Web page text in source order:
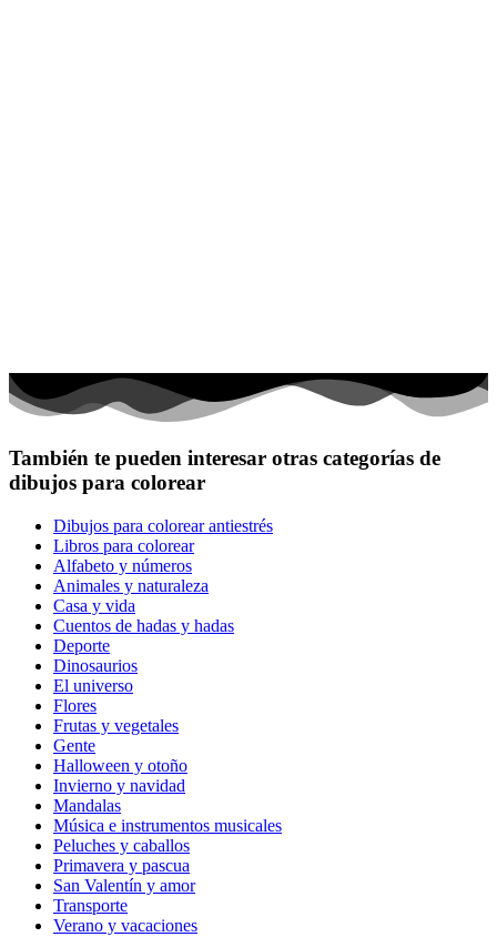
También te pueden interesar otras categorías de
dibujos para colorear
Dibujos para colorear antiestrés
Libros para colorear
Alfabeto y números
Animales y naturaleza
Casa y vida
Cuentos de hadas y hadas
Deporte
Dinosaurios
El universo
Flores
Frutas y vegetales
Gente
Halloween y otoño
Invierno y navidad
Mandalas
Música e instrumentos musicales
Peluches y caballos
Primavera y pascua
San Valentín y amor
Transporte
Verano y vacaciones